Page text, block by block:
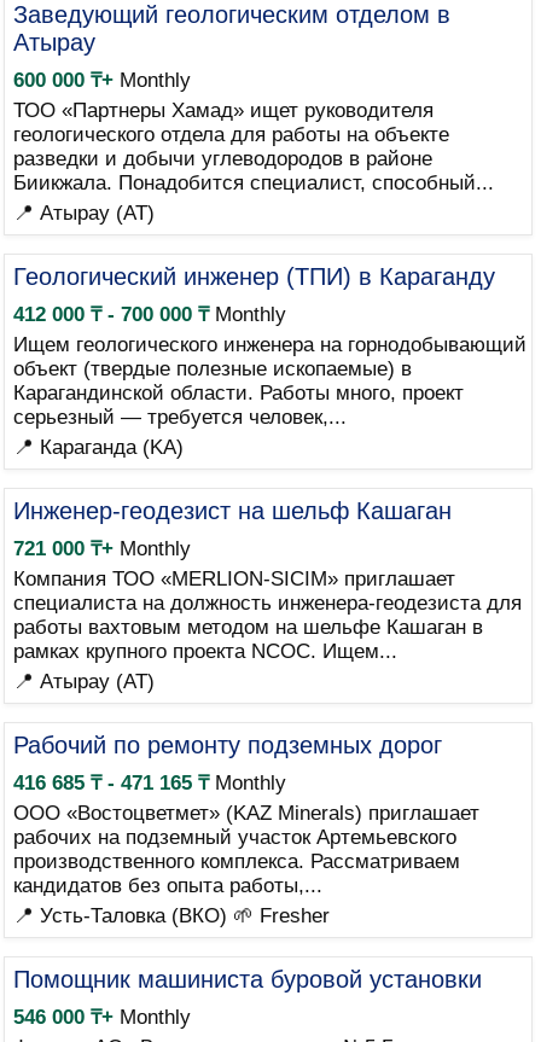
Заведующий геологическим отделом в
Атырау
600 000 ₸+Monthly
ТОО «Партнеры Хамад» ищет руководителя
геологического отдела для работы на объекте
разведки и добычи углеводородов в районе
Биикжала. Понадобится специалист, способный...
📍 Атырау (AT)
Геологический инженер (ТПИ) в Караганду
412 000 ₸ - 700 000 ₸Monthly
Ищем геологического инженера на горнодобывающий
объект (твердые полезные ископаемые) в
Карагандинской области. Работы много, проект
серьезный — требуется человек,...
📍 Караганда (KA)
Инженер-геодезист на шельф Кашаган
721 000 ₸+Monthly
Компания ТОО «MERLION-SICIM» приглашает
специалиста на должность инженера-геодезиста для
работы вахтовым методом на шельфе Кашаган в
рамках крупного проекта NCOC. Ищем...
📍 Атырау (AT)
Рабочий по ремонту подземных дорог
416 685 ₸ - 471 165 ₸Monthly
ООО «Востоцветмет» (KAZ Minerals) приглашает
рабочих на подземный участок Артемьевского
производственного комплекса. Рассматриваем
кандидатов без опыта работы,...
📍 Усть-Таловка (ВКО) 🌱 Fresher
Помощник машиниста буровой установки
546 000 ₸+Monthly